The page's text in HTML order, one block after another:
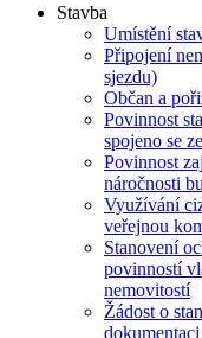
Stavba
Umístění
Připojení
sjezdu)
Občan a
Povinnost
spojeno se
Povinnost
náročnosti
Využívání
veřejnou
Stanovení
povinností
nemovitostí
Žádost o